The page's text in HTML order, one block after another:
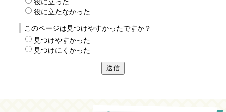
役に立った
役に立たなかった
このページは見つけやすかったですか？
見つけやすかった
見つけにくかった
送信